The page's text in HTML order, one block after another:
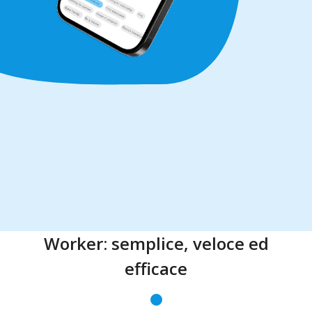
Worker: semplice, veloce ed
efficace